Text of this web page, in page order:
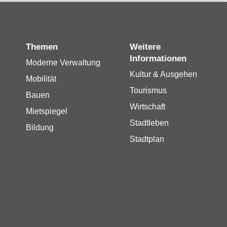
Themen
Moderne Verwaltung
Mobilität
Bauen
Mietspiegel
Bildung
Weitere
Informationen
Kultur & Ausgehen
Tourismus
Wirtschaft
Stadtleben
Stadtplan